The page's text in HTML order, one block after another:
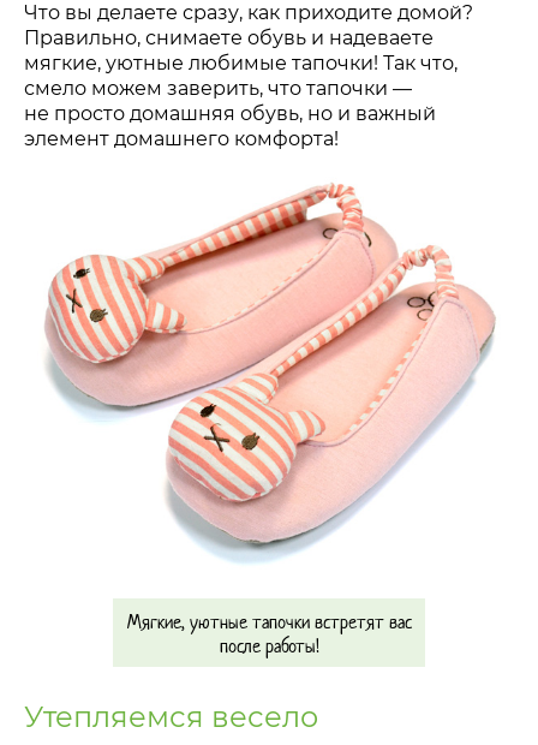
Что вы делаете сразу, как приходите домой?
Правильно, снимаете обувь и надеваете
мягкие, уютные любимые тапочки! Так что,
смело можем заверить, что тапочки —
не просто домашняя обувь, но и важный
элемент домашнего комфорта!
Мягкие, уютные тапочки встретят вас
после работы!
Утепляемся весело